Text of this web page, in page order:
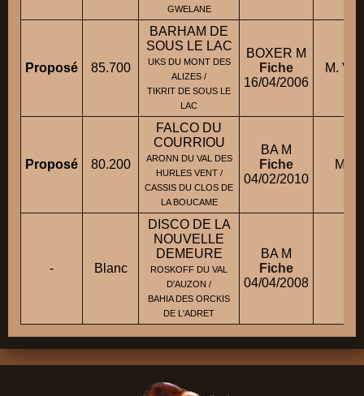
GWELANE
Proposé 85.700
BARHAM DE
SOUS LE LAC
UKS DU MONT DES
ALIZES /
TIKRIT DE SOUS LE
LAC
BOXER M
Fiche
16/04/2006
M.
Proposé 80.200
FALCO DU
COURRIOU
ARONN DU VAL DES
HURLES VENT /
CASSIS DU CLOS DE
LA BOUCAME
BA M
Fiche
04/02/2010
M.
- Blanc
DISCO DE LA
NOUVELLE
DEMEURE
ROSKOFF DU VAL
D'AUZON /
BAHIA DES ORCKIS
DE L'ADRET
BA M
Fiche
04/04/2008